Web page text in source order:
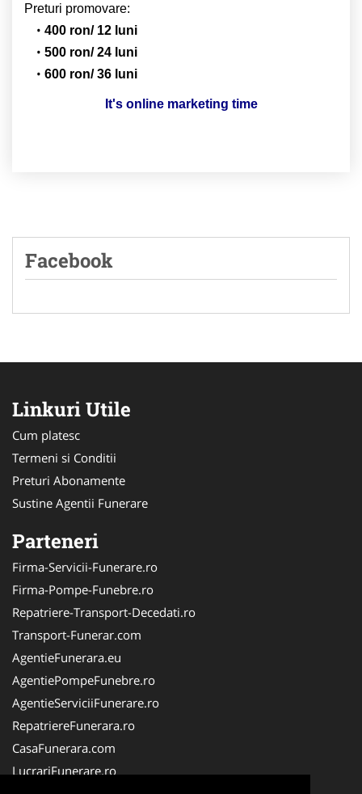
Preturi promovare:
400 ron/ 12 luni
500 ron/ 24 luni
600 ron/ 36 luni
It's online marketing time
Facebook
Linkuri Utile
Cum platesc
Termeni si Conditii
Preturi Abonamente
Sustine Agentii Funerare
Parteneri
Firma-Servicii-Funerare.ro
Firma-Pompe-Funebre.ro
Repatriere-Transport-Decedati.ro
Transport-Funerar.com
AgentieFunerara.eu
AgentiePompeFunebre.ro
AgentieServiciiFunerare.ro
RepatriereFunerara.ro
CasaFunerara.com
LucrariFunerare.ro